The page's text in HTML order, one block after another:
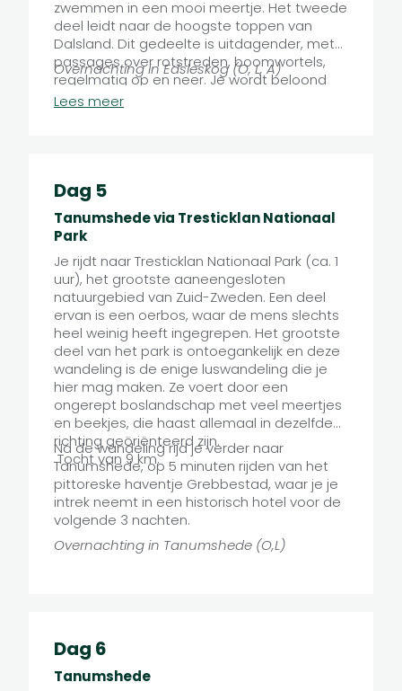
zwemmen in een mooi meertje. Het tweede
deel leidt naar de hoogste toppen van
Dalsland. Dit gedeelte is uitdagender, met
passages over rotstreden, boomwortels,
regelmatig op en neer. Je wordt beloond
met enkele prachtige uitzichten, en staat
Overnachting in Edsleskog (O, L, A)
Lees meer
Dag 5
Tanumshede via Tresticklan Nationaal
Park
Je rijdt naar Tresticklan Nationaal Park (ca. 1
uur), het grootste aaneengesloten
natuurgebied van Zuid-Zweden. Een deel
ervan is een oerbos, waar de mens slechts
heel weinig heeft ingegrepen. Het grootste
deel van het park is ontoegankelijk en deze
wandeling is de enige luswandeling die je
hier mag maken. Ze voert door een
ongerept boslandschap met veel meertjes
en beekjes, die haast allemaal in dezelfde
richting geöriënteerd zijn.
Tocht van 9 km.
Na de wandeling rijd je verder naar
Tanumshede, op 5 minuten rijden van het
pittoreske haventje Grebbestad, waar je je
intrek neemt in een historisch hotel voor de
volgende 3 nachten.
Overnachting in Tanumshede (O,L)
Dag 6
Tanumshede